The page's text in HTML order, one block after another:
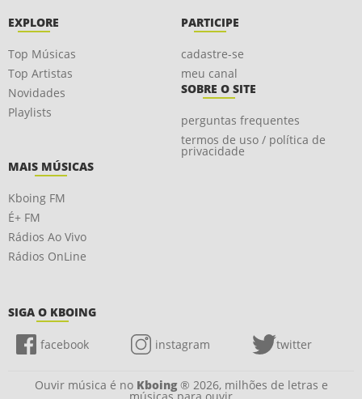
EXPLORE
Top Músicas
Top Artistas
Novidades
Playlists
PARTICIPE
cadastre-se
meu canal
SOBRE O SITE
perguntas frequentes
termos de uso / política de
privacidade
MAIS MÚSICAS
Kboing FM
É+ FM
Rádios Ao Vivo
Rádios OnLine
SIGA O KBOING
facebook instagram twitter
Ouvir música é no Kboing® 2026, milhões de letras e
músicas para ouvir